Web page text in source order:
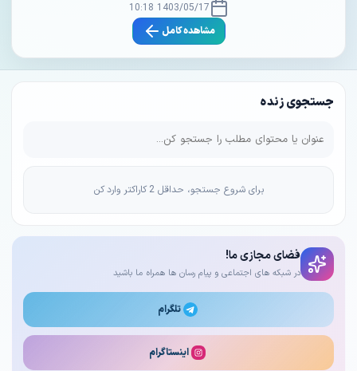
جستجوی زنده
برای شروع جستجو، حداقل 2 کاراکتر وارد کن
فضای مجازی ما!
در شبکه های اجتماعی و پیام رسان ها همراه ما باشید
تلگرام
اینستاگرام
1403/05/17 10:18
مشاهده کامل